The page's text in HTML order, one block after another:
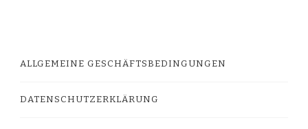
ALLGEMEINE GESCHÄFTSBEDINGUNGEN
DATENSCHUTZERKLÄRUNG